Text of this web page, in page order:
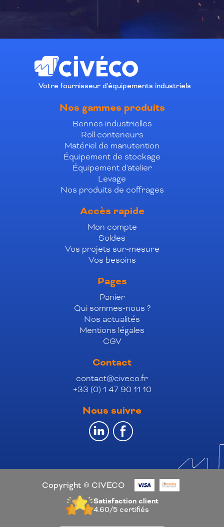
Votre fournisseur d'équipements industriels
Nos gammes produits
Bennes industrielles
Roll conteneurs
Matériel de manutention
Équipement de stockage
Équipement d'atelier
Levage
Nos produits de coffrages
Accès rapide
Mon compte
Soldes
Vos projets sur-mesure
Vos besoins
Pages
Panier
Qui sommes-nous ?
Nos actualités
Mentions légales
CGV
Contact
contact@civeco.fr
+33 (0) 1 47 90 11 10
Nous suivre
Copyright © CIVECO
Satisfaction client
4.60/5certifiés